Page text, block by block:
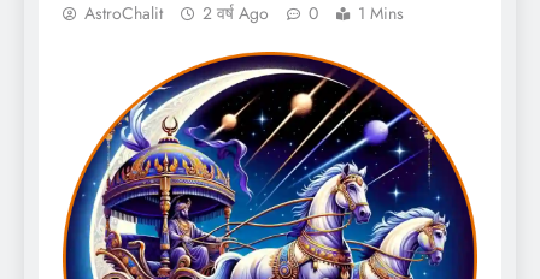
AstroChalit 2 वर्ष Ago 0 1 Mins